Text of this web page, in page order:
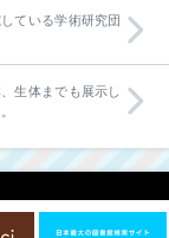
ている学術研究団
生体までも展示し